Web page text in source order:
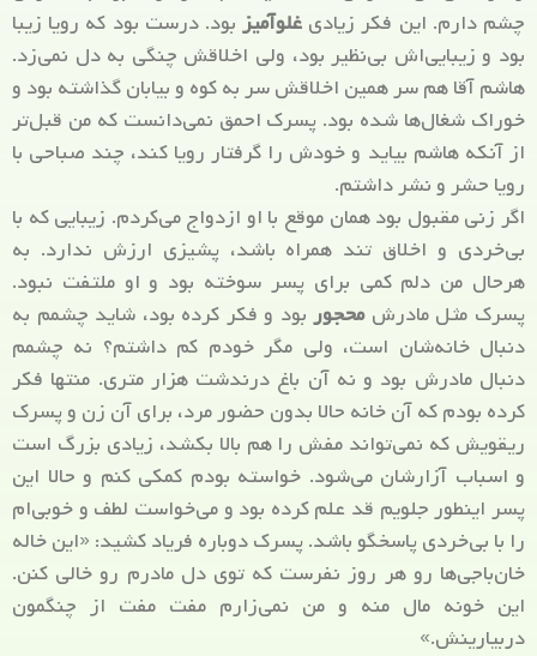
چشم دارم. این فکر زیادی غلوآمیزبود. درست بود که رویا زیبا
بود و زیبایی‌اش بی‌نظیر بود، ولی اخلاقش چنگی به دل نمی‌زد.
هاشم آقا هم سر همین اخلاقش سر به کوه و بیابان گذاشته بود و
خوراک شغال‌ها شده بود. پسرک احمق نمی‌دانست که من قبل‌تر
از آنکه هاشم بیاید و خودش را گرفتار رویا کند، چند صباحی با
رویا حشر و نشر داشتم.
اگر زنی مقبول بود همان موقع با او ازدواج می‌کردم. زیبایی که با
بی‌خردی و اخلاق تند همراه باشد، پشیزی ارزش ندارد. به
هرحال من دلم کمی برای پسر سوخته بود و او ملتفت نبود.
پسرک مثل مادرشمحجوربود و فکر کرده بود، شاید چشمم به
دنبال خانه‌شان است، ولی مگر خودم کم داشتم؟ نه چشمم
دنبال مادرش بود و نه آن باغ درندشت هزار متری. منتها فکر
کرده بودم که آن خانه حالا بدون حضور مرد، برای آن زن و پسرک
ریقویش که نمی‌تواند مفش را هم بالا بکشد، زیادی بزرگ است
و اسباب آزارشان می‌شود. خواسته بودم کمکی کنم و حالا این
پسر اینطور جلویم قد علم کرده بود و می‌خواست لطف و خوبی‌ام
را با بی‌خردی پاسخگو باشد. پسرک دوباره فریاد کشید: «این خاله
خان‌باجی‌ها رو هر روز نفرست که توی دل مادرم رو خالی کنن.
این خونه مال منه و من نمی‌زارم مفت مفت از چنگمون
دربیارینش.»